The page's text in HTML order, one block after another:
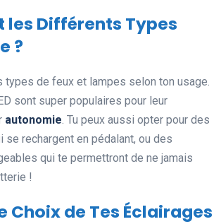
les Différents Types
?
types de feux et lampes selon ton usage.
sont super populaires pour leur
autonomie. Tu peux aussi opter pour des
se rechargent en pédalant, ou des
qui te permettront de ne jamais
!
Choix de Tes Éclairages